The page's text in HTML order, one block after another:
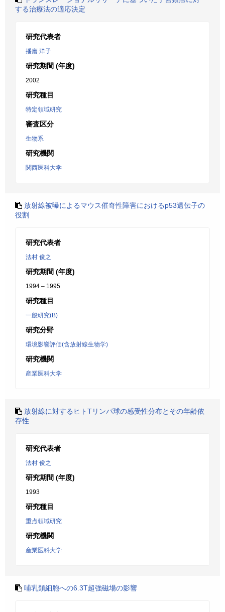
する治療法の適応決定
研究代表者
播磨 洋子
研究期間 (年度)
2002
研究種目
特定領域研究
審査区分
生物系
研究機関
関西医科大学
放射線被曝によるマウス催奇性障害におけるp53遺伝子の
役割
研究代表者
法村 俊之
研究期間 (年度)
1994 – 1995
研究種目
一般研究(B)
研究分野
環境影響評価(含放射線生物学)
研究機関
産業医科大学
放射線に対するヒトTリンパ球の感受性分布とその年齢依
存性
研究代表者
法村 俊之
研究期間 (年度)
1993
研究種目
重点領域研究
研究機関
産業医科大学
哺乳類細胞への6.3T超強磁場の影響